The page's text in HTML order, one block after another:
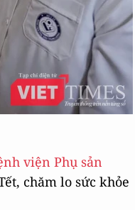
viện Phụ sản
chăm lo sức khỏe